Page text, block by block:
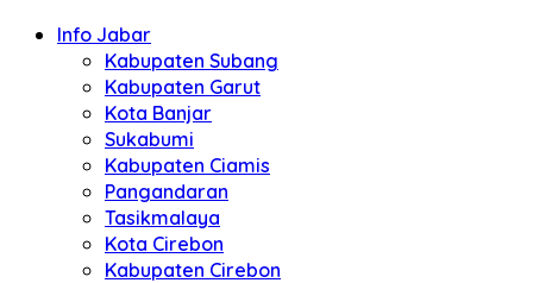
Info Jabar
Kabupaten Subang
Kabupaten Garut
Kota Banjar
Sukabumi
Kabupaten Ciamis
Pangandaran
Tasikmalaya
Kota Cirebon
Kabupaten Cirebon